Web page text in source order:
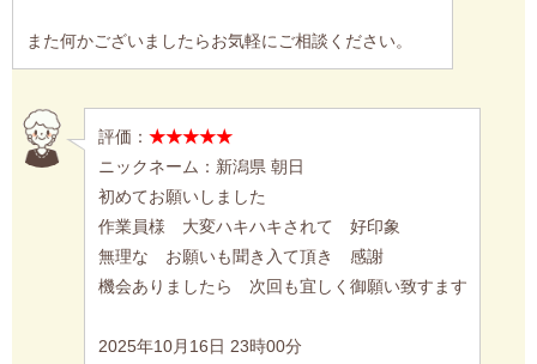
また何かございましたらお気軽にご相談ください。
評価： ★★★★★
ニックネーム：新潟県 朝日
初めてお願いしました
作業員様 大変ハキハキされて 好印象
無理な お願いも聞き入て頂き 感謝
機会ありましたら 次回も宜しく御願い致すます
2025年10月16日 23時00分